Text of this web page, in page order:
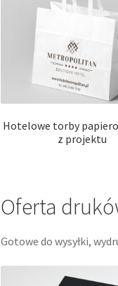
Hotelowe torby
z projektu
Oferta
Gotowe do wysyłki,